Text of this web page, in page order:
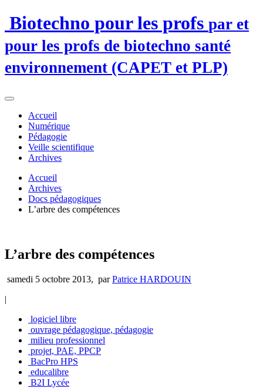
Biotechno pour les profs par et
pour les profs de biotechno santé
environnement (CAPET et PLP)
Accueil
Numérique
Pédagogie
Veille scientifique
Archives
Accueil
Archives
Docs pédagogiques
L’arbre des compétences
L’arbre des compétences
samedi 5 octobre 2013, parPatrice HARDOUIN
|
logiciel libre
ouvrage pédagogique, pédagogie
milieu professionnel
projet, PAE, PPCP
BacPro HPS
educalibre
B2I Lycée